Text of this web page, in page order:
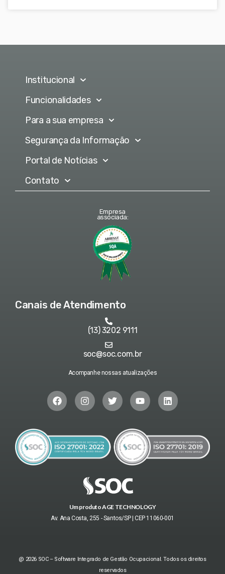
Institucional
Funcionalidades
Para a sua empresa
Segurança da Informação
Portal de Notícias
Contato
Empresa
associada:
Canais de Atendimento
(13) 3202 9111
soc@soc.com.br
Acompanhe nossas atualizações
Um produto AGE TECHNOLOGY
Av. Ana Costa, 255 - Santos/SP | CEP 11060-001
@ 2026 SOC – Software Integrado de Gestão Ocupacional. Todos os direitos
reservados